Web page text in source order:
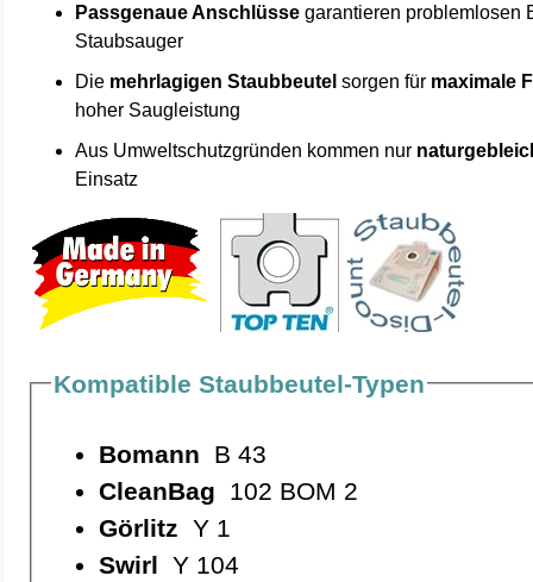
Passgenaue Anschlüsse garantieren problemlosen
Staubsauger
Die mehrlagigen Staubbeutel sorgen für maximale
hoher Saugleistung
Aus Umweltschutzgründen kommen nur
Einsatz
Kompatible Staubbeutel-Typen
Bomann B 43
CleanBag 102 BOM 2
Görlitz Y 1
Swirl Y 104